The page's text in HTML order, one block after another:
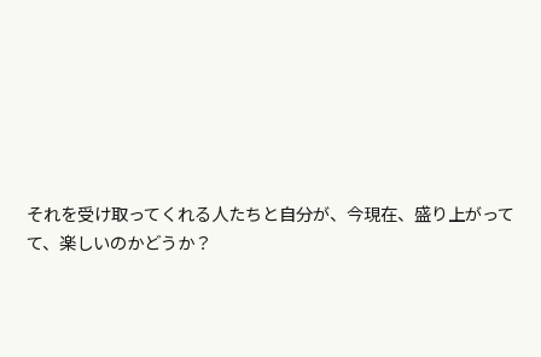
それを受け取ってくれる人たちと自分が、今現在、盛り上がって
て、楽しいのかどうか？